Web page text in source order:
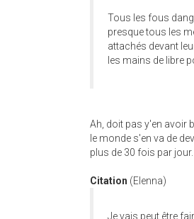
Tous les fous
presque tous les
attachés devant
les mains de libre
Ah, doit pas y'en avoir
le monde s'en va de
plus de 30 fois par jour.
Citation (Elenna)
Je vais peut être